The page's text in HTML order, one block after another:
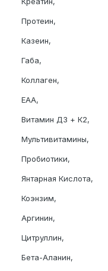
Протеин,
Казеин,
Габа,
Коллаген,
EAA,
Витамин Д3 + К2,
Мультивитамины,
Пробиотики,
Янтарная Кислота,
Коэнзим,
Аргинин,
Цитруллин,
Бета-Аланин,